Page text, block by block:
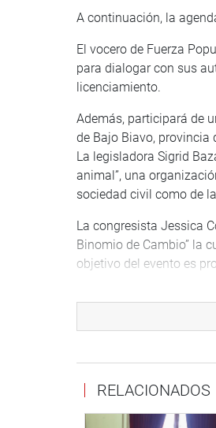
A continuación, la
El vocero de Fuerza
para dialogar con sus
licenciamiento.
Además, participará de
de Bajo Biavo, provincia
La legisladora Sigrid
animal”, una
sociedad civil como de
La congresista Jessica
Binomio de Cambio” la
objetivo del evento es
trabajo con la
de la obra
La legisladora Patricia
RELACIONADOS